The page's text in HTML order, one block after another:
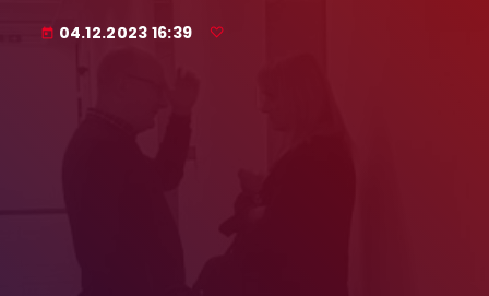
today 04.12.2023 16:39